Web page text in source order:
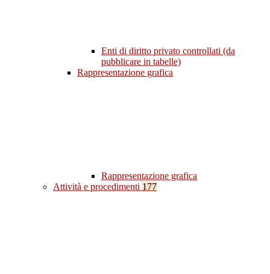
Enti di diritto privato controllati (da
pubblicare in tabelle)
Rappresentazione grafica
Rappresentazione grafica
Attività e procedimenti 177